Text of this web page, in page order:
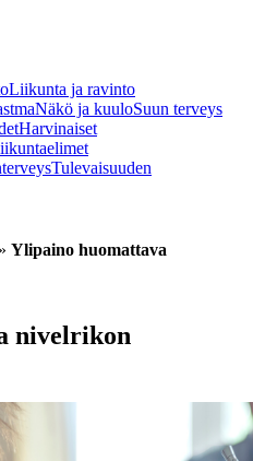
Liikunta ja ravinto
Näkö ja kuuloSuun terveys
Harvinaiset
Tulevaisuuden
» Ylipaino huomattava
nivelrikon